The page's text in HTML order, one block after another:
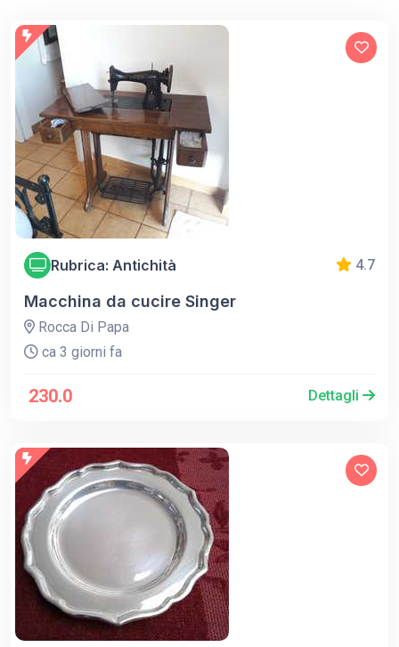
Rubrica: Antichità 4.7
Macchina da cucire Singer
Rocca Di Papa
ca 3 giorni fa
230.0 Dettagli